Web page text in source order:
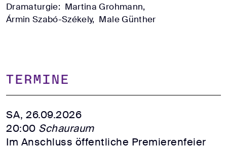
Dramaturgie: Martina Grohmann,
Ármin Szabó-Székely, Male Günther
TERMINE
SA, 26.09.2026
20:00 Schauraum
Im Anschluss öffentliche Premierenfeier